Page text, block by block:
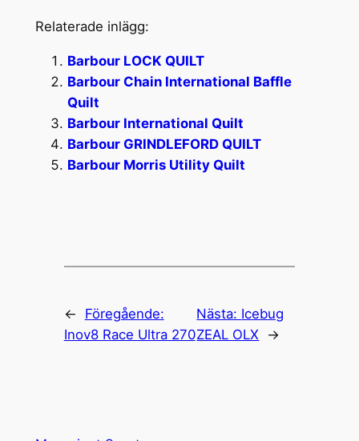
Relaterade inlägg:
Barbour LOCK QUILT
Barbour Chain International Baffle
Quilt
Barbour International Quilt
Barbour GRINDLEFORD QUILT
Barbour Morris Utility Quilt
←
Föregående:
Inov8 Race Ultra 270
Nästa: Icebug
ZEAL OLX
→